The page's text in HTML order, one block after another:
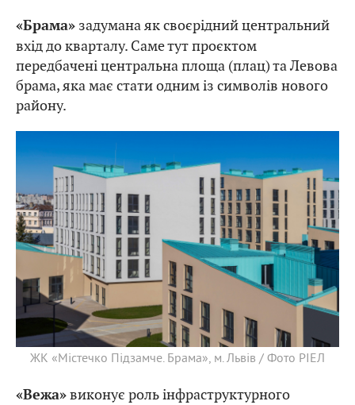
«Брама» задумана як своєрідний центральний
вхід до кварталу. Саме тут проєктом
передбачені центральна площа (плац) та Левова
брама, яка має стати одним із символів нового
району.
ЖК «Містечко Підзамче. Брама», м. Львів / Фото РІЕЛ
«Вежа»виконує роль інфраструктурного